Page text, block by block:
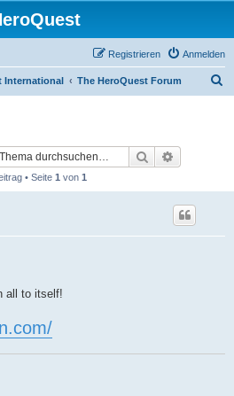
Anmelden
Registrieren
International The HeroQuest Forum
Suche
• Seite 1 von 1
all to itself!